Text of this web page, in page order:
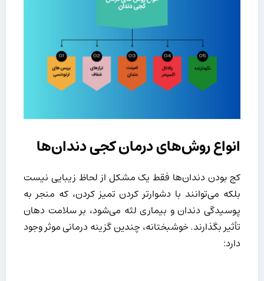
انواع روش‌های درمان کجی دندان‌ها
کج بودن دندان‌ها فقط یک مشکل از لحاظ زیبایی نیست
بلکه می‌توانند با دشوارتر کردن تمیز کردن، که منجر به
پوسیدگی دندان و بیماری لثه می‌شود، بر سلامت دهان
تأثیر بگذارند. خوشبختانه، چندین گزینه درمانی موثر وجود
دارد: